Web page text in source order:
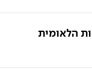
הלאומית